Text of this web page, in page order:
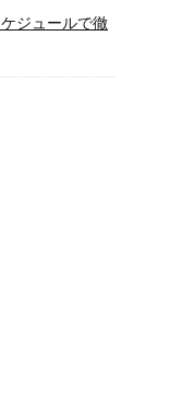
ジュールで徹